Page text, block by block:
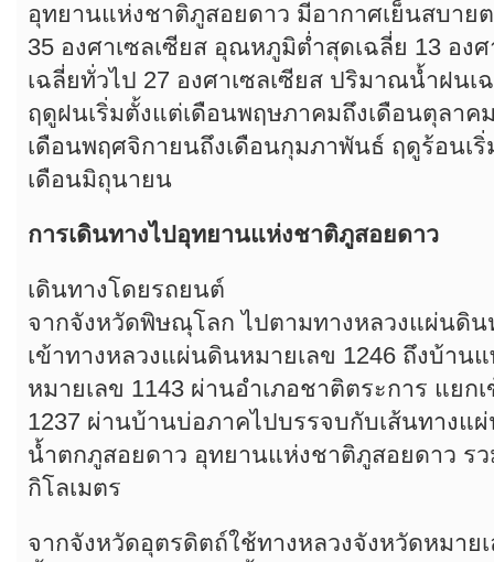
อุทยานแห่งชาติภูสอยดาว มีอากาศเย็นสบาย
35 องศาเซลเซียส อุณหภูมิต่ำสุดเฉลี่ย 13 อง
เฉลี่ยทั่วไป 27 องศาเซลเซียส ปริมาณน้ำฝนเ
ฤดูฝนเริ่มตั้งแต่เดือนพฤษภาคมถึงเดือนตุลาค
เดือนพฤศจิกายนถึงเดือนกุมภาพันธ์ ฤดูร้อนเ
เดือนมิถุนายน
การเดินทางไปอุทยานแห่งชาติภูสอยดาว
เดินทางโดยรถยนต์
จากจังหวัดพิษณุโลก ไปตามทางหลวงแผ่นดิน
เข้าทางหลวงแผ่นดินหมายเลข 1246 ถึงบ้าน
หมายเลข 1143 ผ่านอำเภอชาติตระการ แยก
1237 ผ่านบ้านบ่อภาคไปบรรจบกับเส้นทางแ
น้ำตกภูสอยดาว อุทยานแห่งชาติภูสอยดาว ร
กิโลเมตร
จากจังหวัดอุตรดิตถ์ใช้ทางหลวงจังหวัดหมาย